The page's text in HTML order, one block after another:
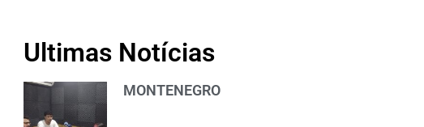
Ultimas Notícias
MONTENEGRO